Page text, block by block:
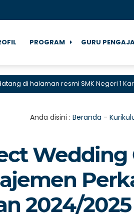
PROGRAM GURU
resmi SMK Negeri 1
Anda disini : Beranda -
Wedding
2024/2025